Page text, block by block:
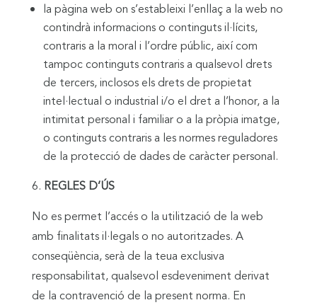
la pàgina web on s’estableixi l’enllaç a la web no
contindrà informacions o continguts il·lícits,
contraris a la moral i l’ordre públic, així com
tampoc continguts contraris a qualsevol drets
de tercers, inclosos els drets de propietat
intel·lectual o industrial i/o el dret a l’honor, a la
intimitat personal i familiar o a la pròpia imatge,
o continguts contraris a les normes reguladores
de la protecció de dades de caràcter personal.
REGLES D’ÚS
No es permet l’accés o la utilització de la web
amb finalitats il·legals o no autoritzades. A
conseqüència, serà de la teua exclusiva
responsabilitat, qualsevol esdeveniment derivat
de la contravenció de la present norma. En